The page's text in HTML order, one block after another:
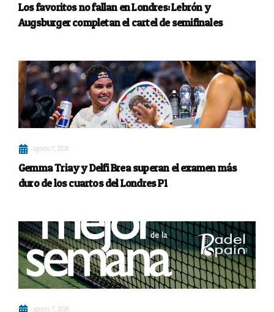
Los favoritos no fallan en Londres: Lebrón y
Augsburger completan el cartel de semifinales
agosto 7, 2026
Gemma Triay y Delfi Brea superan el examen más
duro de los cuartos del Londres P1
agosto 7, 2026